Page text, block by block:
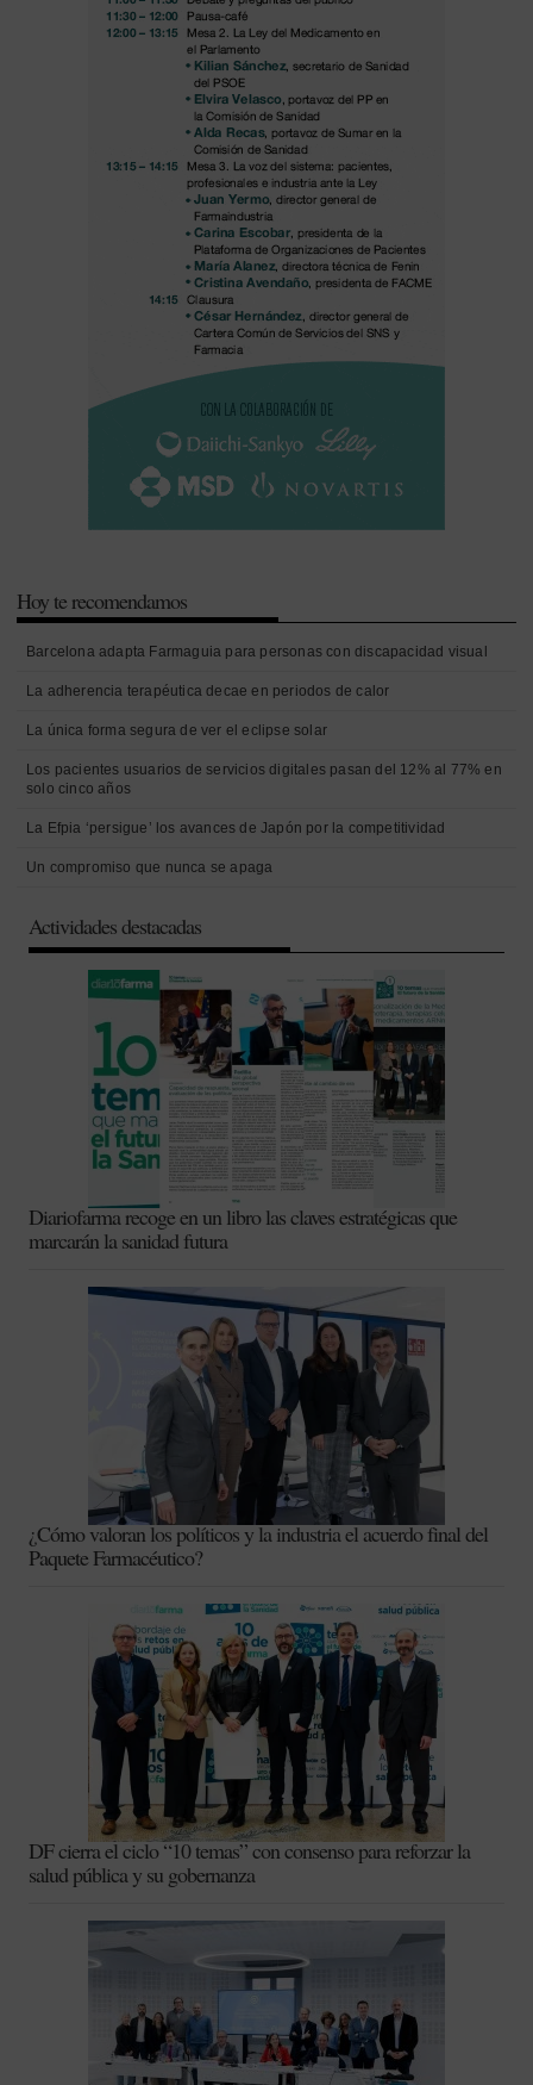
Hoy te recomendamos
Barcelona adapta Farmaguia para personas con discapacidad visual
La adherencia terapéutica decae en periodos de calor
La única forma segura de ver el eclipse solar
Los pacientes usuarios de servicios digitales pasan del 12% al 77% en
solo cinco años
La Efpia ‘persigue’ los avances de Japón por la competitividad
Un compromiso que nunca se apaga
Actividades destacadas
Diariofarma recoge en un libro las claves estratégicas que
marcarán la sanidad futura
¿Cómo valoran los políticos y la industria el acuerdo final del
Paquete Farmacéutico?
DF cierra el ciclo “10 temas” con consenso para reforzar la
salud pública y su gobernanza